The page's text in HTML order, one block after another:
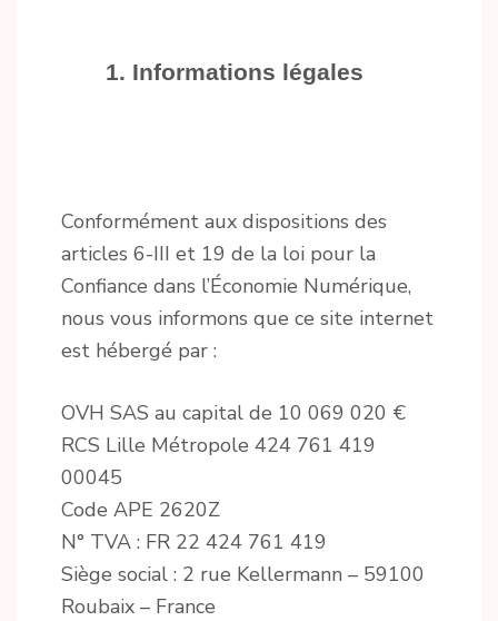
1. Informations légales
Conformément aux dispositions des
articles 6-III et 19 de la loi pour la
Confiance dans l’Économie Numérique,
nous vous informons que ce site internet
est hébergé par :
OVH SAS au capital de 10 069 020 €
RCS Lille Métropole 424 761 419
00045
Code APE 2620Z
N° TVA : FR 22 424 761 419
Siège social : 2 rue Kellermann – 59100
Roubaix – France